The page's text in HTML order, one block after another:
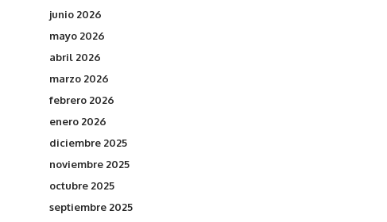
junio 2026
mayo 2026
abril 2026
marzo 2026
febrero 2026
enero 2026
diciembre 2025
noviembre 2025
octubre 2025
septiembre 2025